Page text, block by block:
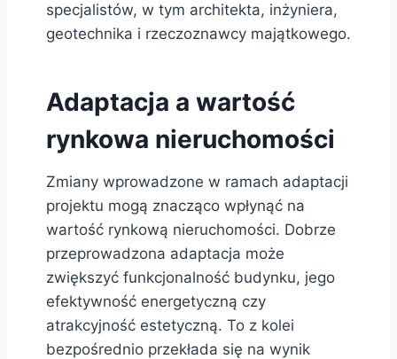
specjalistów, w tym architekta, inżyniera,
geotechnika i rzeczoznawcy majątkowego.
Adaptacja a wartość
rynkowa nieruchomości
Zmiany wprowadzone w ramach adaptacji
projektu mogą znacząco wpłynąć na
wartość rynkową nieruchomości. Dobrze
przeprowadzona adaptacja może
zwiększyć funkcjonalność budynku, jego
efektywność energetyczną czy
atrakcyjność estetyczną. To z kolei
bezpośrednio przekłada się na wynik